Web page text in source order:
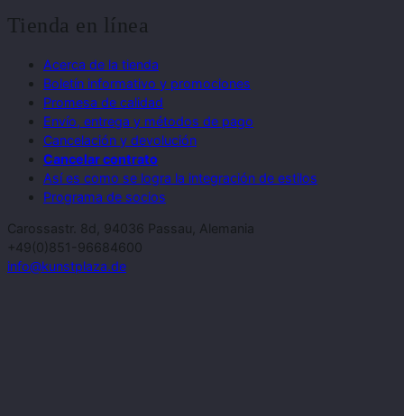
Tienda en línea
Acerca de la tienda
Boletín informativo y promociones
Promesa de calidad
Envío, entrega y métodos de pago
Cancelación y devolución
Cancelar contrato
Así es como se logra la integración de estilos
Programa de socios
Carossastr. 8d, 94036 Passau, Alemania
+49(0)851-96684600
info@kunstplaza.de